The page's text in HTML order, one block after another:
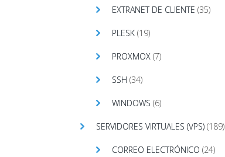
EXTRANET DE CLIENTE (35)
PLESK (19)
PROXMOX (7)
SSH (34)
WINDOWS (6)
SERVIDORES VIRTUALES (VPS) (189)
CORREO ELECTRÓNICO (24)